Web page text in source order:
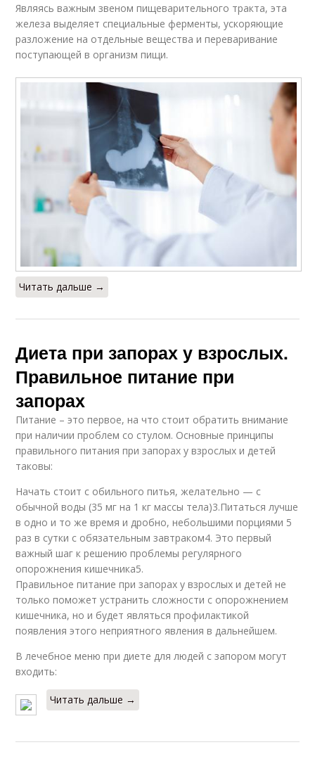
Являясь важным звеном пищеварительного тракта, эта
железа выделяет специальные ферменты, ускоряющие
разложение на отдельные вещества и переваривание
поступающей в организм пищи.
Читать дальше →
Диета при запорах у взрослых.
Правильное питание при
запорах
Питание – это первое, на что стоит обратить внимание
при наличии проблем со стулом. Основные принципы
правильного питания при запорах у взрослых и детей
таковы:
Начать стоит с обильного питья, желательно — с
обычной воды (35 мг на 1 кг массы тела)3.Питаться лучше
в одно и то же время и дробно, небольшими порциями 5
раз в сутки с обязательным завтраком4. Это первый
важный шаг к решению проблемы регулярного
опорожнения кишечника5.
Правильное питание при запорах у взрослых и детей не
только поможет устранить сложности с опорожнением
кишечника, но и будет являться профилактикой
появления этого неприятного явления в дальнейшем.
В лечебное меню при диете для людей с запором могут
входить:
Читать дальше →